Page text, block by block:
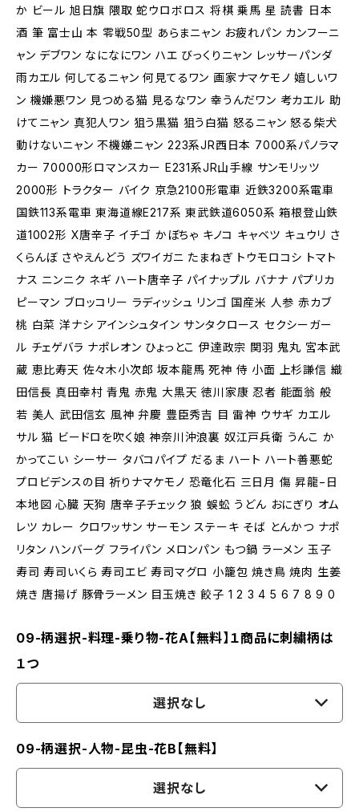
か ビール 旭日旗 隈取 蛇ウロボロス 将棋 乗馬 星 読書 日本
酒 筆 富士山 本 零戦50型 あらまニャン お疲れパン カンフーニ
ャン デブワン なになにワン ハエ びっくりニャン レッサーパンダ
雨カエル 何してるニャン 何見てるワン 画家ナマケモノ 嬉しいワ
ン 機嫌悪ワン 見つめる猫 見るなワン 幸うんだワン 考カエル 助
けてニャン 真犯人ワン 狙う黒猫 狙う白猫 怒るニャン 怒る柴犬
動けないニャン 不機嫌ニャン 223系JR西日本 7000系パノラマ
カー 70000形ロマンスカー E231系JR山手線 サンモリッツ
2000形 トラクター バイク 京急2100形電車 近鉄3200系電車
国鉄113系電車 東海道線E217系 東武鉄道6050系 箱根登山鉄
道1002形 X唐辛子 イチゴ かぼちゃ キノコ キャベツ キュウリ さ
くらんぼ さやえんどう ズワイガニ たまねぎ トウモロコシ トマト
ナス ニンニク ネギ ハート唐辛子 パイナップル バナナ パプリカ
ピーマン ブロッコリー ラディッシュ リンゴ 国産米 人参 赤カブ
桃 白菜 洋ナシ アインシュタイン サンタクロース セクシーガー
ル チェゲバラ ナポレオン ひょっとこ 伊達政宗 関羽 鬼丸 宮本武
蔵 恵比寿天 佐々木小次郎 坂本龍馬 死神 侍 小面 上杉謙信 織
田信長 真田幸村 青鬼 赤鬼 大黒天 徳川家康 忍者 能面翁 般
若 美人 武田信玄 風神 弁慶 豊臣秀吉 目 雷神 ウサギ カエル
サル 猫 ビードロを吹く娘 神奈川沖浪裏 奴江戸兵衛 うんこ か
かってこい シーサー タバコパイプ だるま ハート ハート善悪蛇
プロビデンスの目 祈りナマケモノ 恐竜化石 三日月 傷 昇龍−日
本地図 心臓 天狗 唐辛子チェック 狼 蜈蚣 うどん おにぎり オム
レツ カレー クロワッサン サーモン ステーキ そば とんかつ ナポ
リタン ハンバーグ フライパン メロンパン もつ鍋 ラーメン 玉子
寿司 寿司いくら 寿司エビ 寿司マグロ 小籠包 焼き鳥 焼肉 生姜
焼き 唐揚げ 豚骨ラーメン 目玉焼き 餃子 1 2 3 4 5 6 7 8 9 0
09-柄選択-料理-乗り物-花A【無料】１商品に刺繍柄は
１つ
選択なし
09-柄選択-人物-昆虫-花B【無料】
選択なし